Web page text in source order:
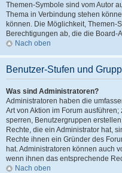
Themen-Symbole sind vom Autor
Thema in Verbindung stehen
können. Die Möglichkeit, Themen-
Berechtigungen ab, die die Board-
Nach oben
Benutzer-Stufen und
Was sind Administratoren?
Administratoren haben die
Art von Aktion im Forum
sperren, Benutzergruppen
Rechte, die ein Administrator hat,
Rechte ihnen ein Gründer des
hat. Administratoren können auch
wenn ihnen das entsprechende
Nach oben